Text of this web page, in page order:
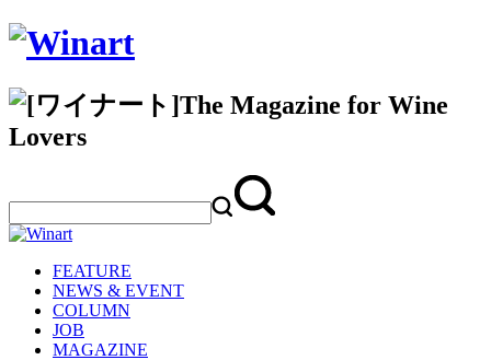
FEATURE
NEWS & EVENT
COLUMN
JOB
MAGAZINE